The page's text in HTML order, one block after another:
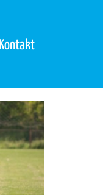
Kontakt